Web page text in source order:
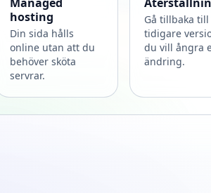
hosting
Din sida hålls
online utan att du
behöver sköta
servrar.
Gå tillbaka till
tidigare
du vill ångra
ändring.